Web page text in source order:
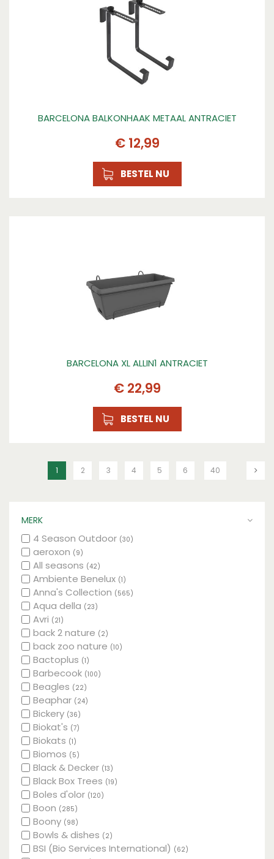
BARCELONA BALKONHAAK METAAL ANTRACIET
€ 12,99
BESTEL NU
BARCELONA XL ALLIN1 ANTRACIET
€ 22,99
BESTEL NU
1 2 3 4 5 6 40
MERK
4 Season Outdoor (30)
aeroxon (9)
All seasons (42)
Ambiente Benelux (1)
Anna's Collection (565)
Aqua della (23)
Avri (21)
back 2 nature (2)
back zoo nature (10)
Bactoplus (1)
Barbecook (100)
Beagles (22)
Beaphar (24)
Bickery (36)
Biokat's (7)
Biokats (1)
Biomos (5)
Black & Decker (13)
Black Box Trees (19)
Boles d'olor (120)
Boon (285)
Boony (98)
Bowls & dishes (2)
BSI (Bio Services International) (62)